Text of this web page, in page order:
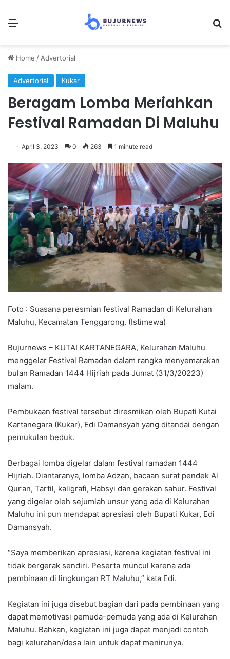
Menu
Home / Advertorial
Advertorial Kukar
Beragam Lomba Meriahkan
Festival Ramadan Di Maluhu
April 3, 2023 0 263 1 minute read
Foto : Suasana peresmian festival Ramadan di Kelurahan
Maluhu, Kecamatan Tenggarong. (Istimewa)
Bujurnews – KUTAI KARTANEGARA, Kelurahan Maluhu
menggelar Festival Ramadan dalam rangka menyemarakan
bulan Ramadan 1444 Hijriah pada Jumat (31/3/20223)
malam.
Pembukaan festival tersebut diresmikan oleh Bupati Kutai
Kartanegara (Kukar), Edi Damansyah yang ditandai dengan
pemukulan beduk.
Berbagai lomba digelar dalam festival ramadan 1444
Hijriah. Diantaranya, lomba Adzan, bacaan surat pendek Al
Qur’an, Tartil, kaligrafi, Habsyi dan gerakan sahur. Festival
yang digelar oleh sejumlah unsur yang ada di Kelurahan
Maluhu ini pun mendapat apresiasi oleh Bupati Kukar, Edi
Damansyah.
“Saya memberikan apresiasi, karena kegiatan festival ini
tidak bergerak sendiri. Peserta muncul karena ada
pembinaan di lingkungan RT Maluhu,” kata Edi.
Kegiatan ini juga disebut bagian dari pada pembinaan yang
dapat memotivasi pemuda-pemuda yang ada di Kelurahan
Maluhu. Bahkan, kegiatan ini juga dapat menjadi contoh
bagi kelurahan/desa lain untuk dapat menirunya.